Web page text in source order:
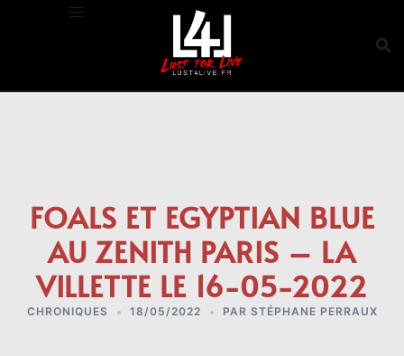
FOALS ET EGYPTIAN BLUE
AU ZENITH PARIS – LA
VILLETTE LE 16-05-2022
CHRONIQUES 18/05/2022 PAR STÉPHANE PERRAUX